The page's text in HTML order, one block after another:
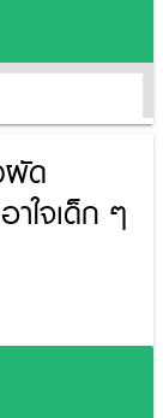
ผัด
ใจเด็ก ๆ